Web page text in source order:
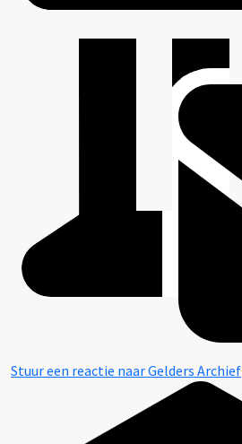
Stuur een reactie naar Gelders Archief